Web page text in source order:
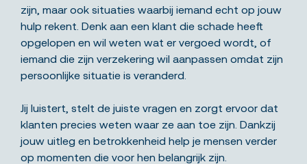
zijn, maar ook situaties waarbij iemand echt op jouw
hulp rekent. Denk aan een klant die schade heeft
opgelopen en wil weten wat er vergoed wordt, of
iemand die zijn verzekering wil aanpassen omdat zijn
persoonlijke situatie is veranderd.
Jij luistert, stelt de juiste vragen en zorgt ervoor dat
klanten precies weten waar ze aan toe zijn. Dankzij
jouw uitleg en betrokkenheid help je mensen verder
op momenten die voor hen belangrijk zijn.